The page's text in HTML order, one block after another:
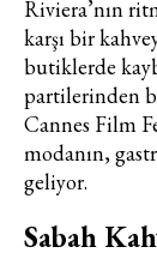
Riviera’nın
karşı bir
butiklerde
partilerinden
Cannes Film
modanın,
geliyor.
Sabah